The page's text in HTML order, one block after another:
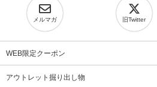
メルマガ 旧Twitter
WEB限定クーポン
アウトレット掘り出し物